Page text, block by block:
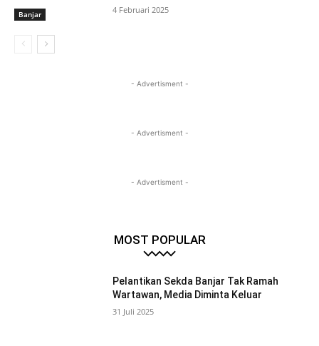
Banjar 4 Februari 2025
- Advertisment -
- Advertisment -
- Advertisment -
MOST POPULAR
Pelantikan Sekda Banjar Tak Ramah
Wartawan, Media Diminta Keluar
31 Juli 2025